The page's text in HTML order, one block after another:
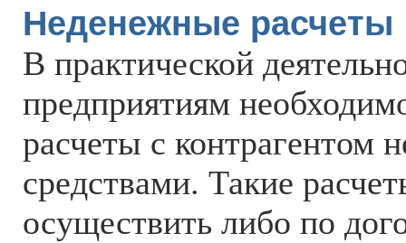
Неденежные расчеты
В практической
предприятиям
расчеты с контрагентом
средствами. Такие
осуществить либо по